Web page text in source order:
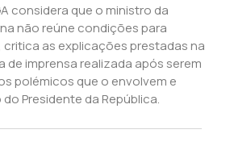
considera que o ministro da
não reúne condições para
as explicações prestadas na
de imprensa realizada após serem
polémicos que o envolvem e
Presidente da República.